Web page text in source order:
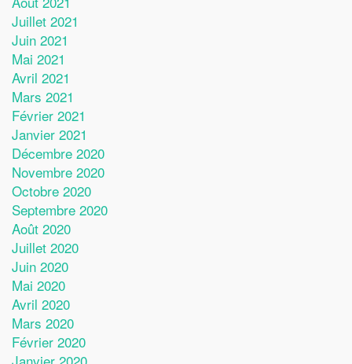
Juillet 2021
Juin 2021
Mai 2021
Avril 2021
Mars 2021
Février 2021
Janvier 2021
Décembre 2020
Novembre 2020
Octobre 2020
Septembre 2020
Août 2020
Juillet 2020
Juin 2020
Mai 2020
Avril 2020
Mars 2020
Février 2020